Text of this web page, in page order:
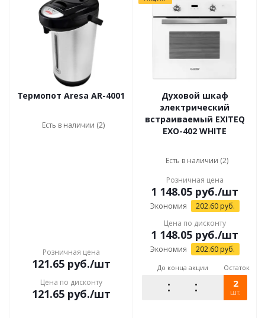
Термопот Aresa AR-4001
Есть в наличии (2)
Розничная цена
121.65руб./шт
Цена по дисконту
121.65руб./шт
Духовой шкаф
электрический
встраиваемый EXITEQ
EXO-402 WHITE
Есть в наличии (2)
Розничная цена
1 148.05 руб./шт
Экономия 202.60руб.
Цена по дисконту
1 148.05 руб./шт
Экономия 202.60руб.
До конца акции Остаток
2
шт.